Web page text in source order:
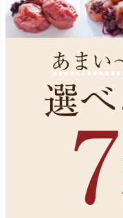
あまい
選
7